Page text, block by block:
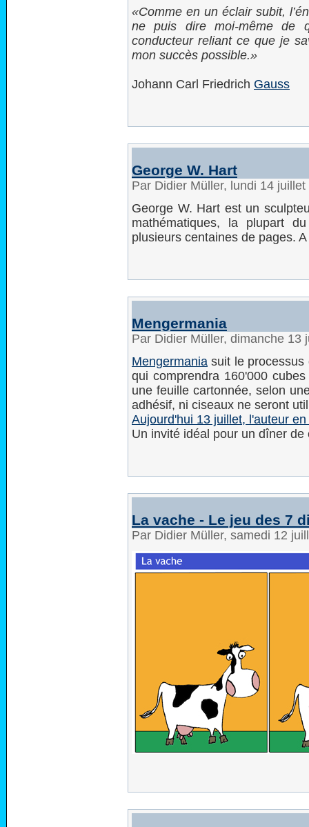
Comme en un éclair subit,
ne puis dire moi-même de
conducteur reliant ce que je
mon succès possible.
Johann Carl Friedrich Gauss
George W. Hart
Par Didier Müller, lundi 14
George W. Hart est un
mathématiques, la plupart
plusieurs centaines de pages.
Mengermania
Par Didier Müller, dimanche 13
Mengermania suit le processus
qui comprendra 160'000
une feuille cartonnée, selon
adhésif, ni ciseaux ne seront
Aujourd'hui 13 juillet, l'auteur
Un invité idéal pour un dîner de
La vache - Le jeu des 7
Par Didier Müller, samedi 12